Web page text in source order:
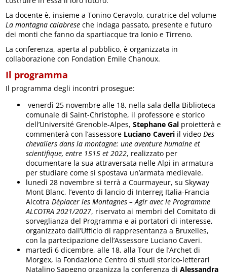
La docente è, insieme a Tonino Ceravolo, curatrice del volume
La montagna calabrese che indaga passato, presente e futuro
dei monti che fanno da spartiacque tra Ionio e Tirreno.
La conferenza, aperta al pubblico, è organizzata in
collaborazione con Fondation Emile Chanoux.
Il programma
Il programma degli incontri prosegue:
venerdì 25 novembre alle 18, nella sala della Biblioteca
comunale di Saint-Christophe, il professore e storico
dell’Université Grenoble-Alpes,Stephane Gal proietterà e
commenterà con l’assessore Luciano Caveri il videoDes
chevaliers dans la montagne: une aventure humaine et
scientifique, entre 1515 et 2022, realizzato per
documentare la sua attraversata nelle Alpi in armatura
per studiare come si spostava un’armata medievale.
lunedì 28 novembre si terrà a Courmayeur, su Skyway
Mont Blanc, l’evento di lancio di Interreg Italia-Francia
AlcotraDéplacer les Montagnes – Agir avec le Programme
ALCOTRA 2021/2027, riservato ai membri del Comitato di
sorveglianza del Programma e ai portatori di interesse,
organizzato dall’Ufficio di rappresentanza a Bruxelles,
con la partecipazione dell’Assessore Luciano Caveri.
martedì 6 dicembre, alle 18, alla Tour de l’Archet di
Morgex, la Fondazione Centro di studi storico-letterari
Natalino Sapegno organizza la conferenza diAlessandra